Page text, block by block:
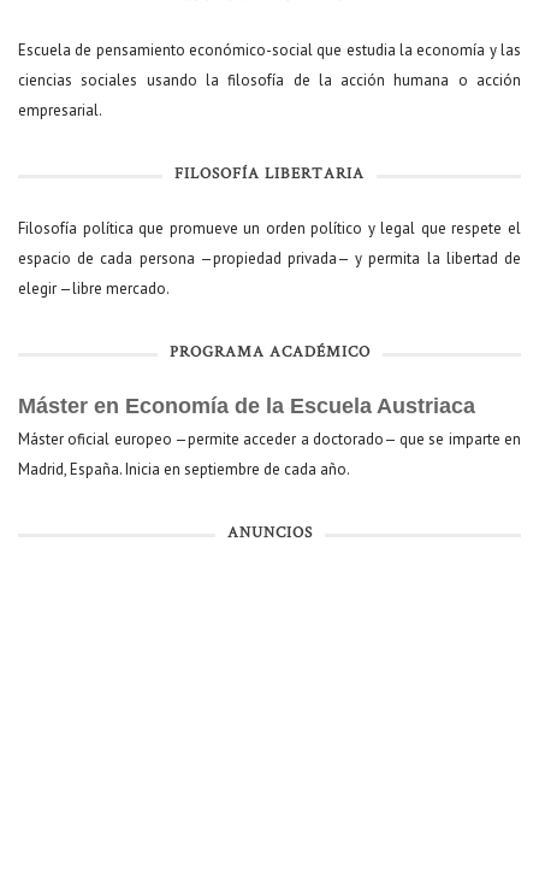
Escuela de pensamiento económico-social que estudia la economía y las
ciencias sociales usando la filosofía de la acción humana o acción
empresarial.
FILOSOFÍA LIBERTARIA
Filosofía política que promueve un orden político y legal que respete el
espacio de cada persona —propiedad privada— y permita la libertad de
elegir —libre mercado.
PROGRAMA ACADÉMICO
Máster en Economía de la Escuela Austriaca
Máster oficial europeo —permite acceder a doctorado— que se imparte en
Madrid, España. Inicia en septiembre de cada año.
ANUNCIOS